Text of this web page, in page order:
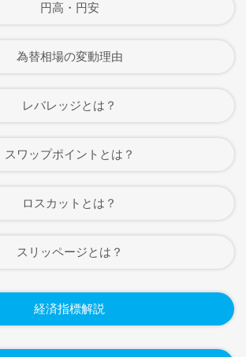
円高・円安
為替相場の変動理由
レバレッジとは？
スワップポイントとは？
ロスカットとは？
スリッページとは？
経済指標解説